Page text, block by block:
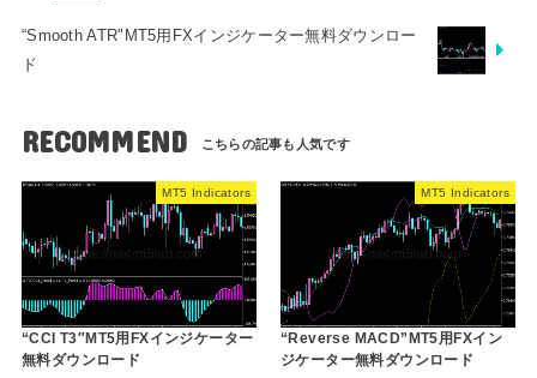
“Smooth ATR"MT5用FXインジケーター無料ダウンロー
ド
RECOMMEND
MT5 Indicators
“CCI T3″MT5用FXインジケーター
無料ダウンロード
MT5 Indicators
“Reverse MACD”MT5用FXイン
ジケーター無料ダウンロード